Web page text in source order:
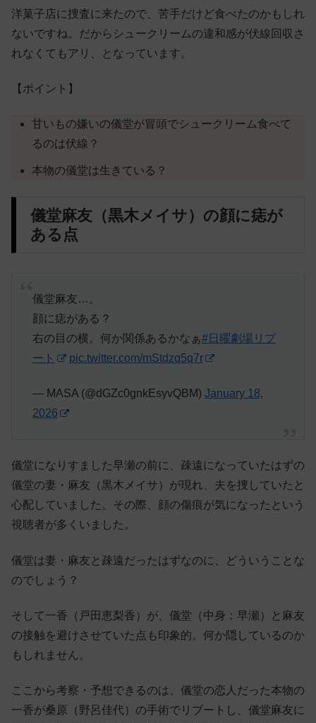
洋菓子店に捜査に来たので、苦手だけど食べたのかもしれ
ないですね。だからシュークリームの違和感が伏線回収さ
れなくてもアリ、となっています。
【ポイント】
甘いもの嫌いの儀堂が冒頭でシュークリーム食べて
るのは伏線？
本物の儀堂は生きている？
儀堂麻友（黒木メイサ）の顔に痣が
ある点
儀堂麻友…。
顔に痣がある？
右の目の横。何か関係あるかなぁ#日曜劇場リブ
ート
pic.twitter.com/mStdzq5q7r
— MASA (@dGZc0gnkEsyvQBM) January 18,
2026
儀堂になりすました早瀬の前に、疎遠になっていたはずの
儀堂の妻・麻友（黒木メイサ）が現れ、夫を捜していたと
心配していました。その際、顔の傷痕が気になったという
視聴者が多くいました。
儀堂は妻・麻友と疎遠だったはずなのに、どういうことな
のでしょう？
そして一香（戸田恵梨香）が、儀堂（中身：早瀬）と麻友
の接触を避けさせていた点も印象的。何か隠しているのか
もしれません。
ここから考察・予想できるのは、儀堂の恋人だった本物の
一香が桑原（野呂佳代）の手術でリブートし、儀堂麻友に